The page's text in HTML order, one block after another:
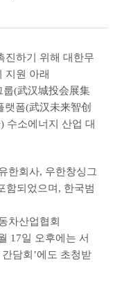
진하기 위해 대한무
지원 아래
룹(武汉城投会展集
폼(武汉未来智创
수소에너지 산업 대
한회사, 우한창싱그
함되었으며, 한국범
차산업협회
17일 오후에는 서
담회’에도 초청받